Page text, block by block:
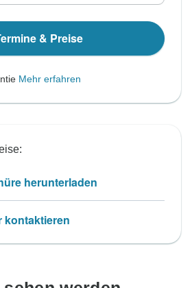
& Preise
Mehr erfahren
herunterladen
kontaktieren